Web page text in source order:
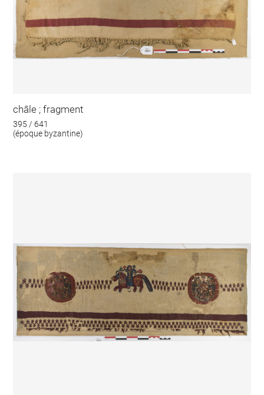
châle ; fragment
395 / 641
(époque byzantine)